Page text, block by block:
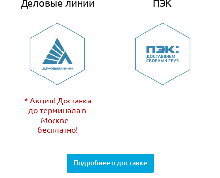
Деловые линии
* Акция! Доставка
до терминала в
Москве –
бесплатно!
ПЭК
Подробнее о доставке